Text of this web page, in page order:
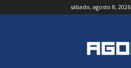
sábado, agosto 8, 2026